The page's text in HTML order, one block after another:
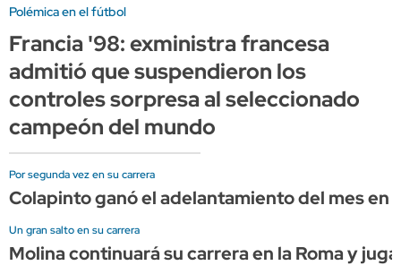
Polémica en el fútbol
Francia '98: exministra francesa
admitió que suspendieron los
controles sorpresa al seleccionado
campeón del mundo
Por segunda vez en su carrera
Colapinto ganó el adelantamiento del mes en
Un gran salto en su carrera
Molina continuará su carrera en la Roma y